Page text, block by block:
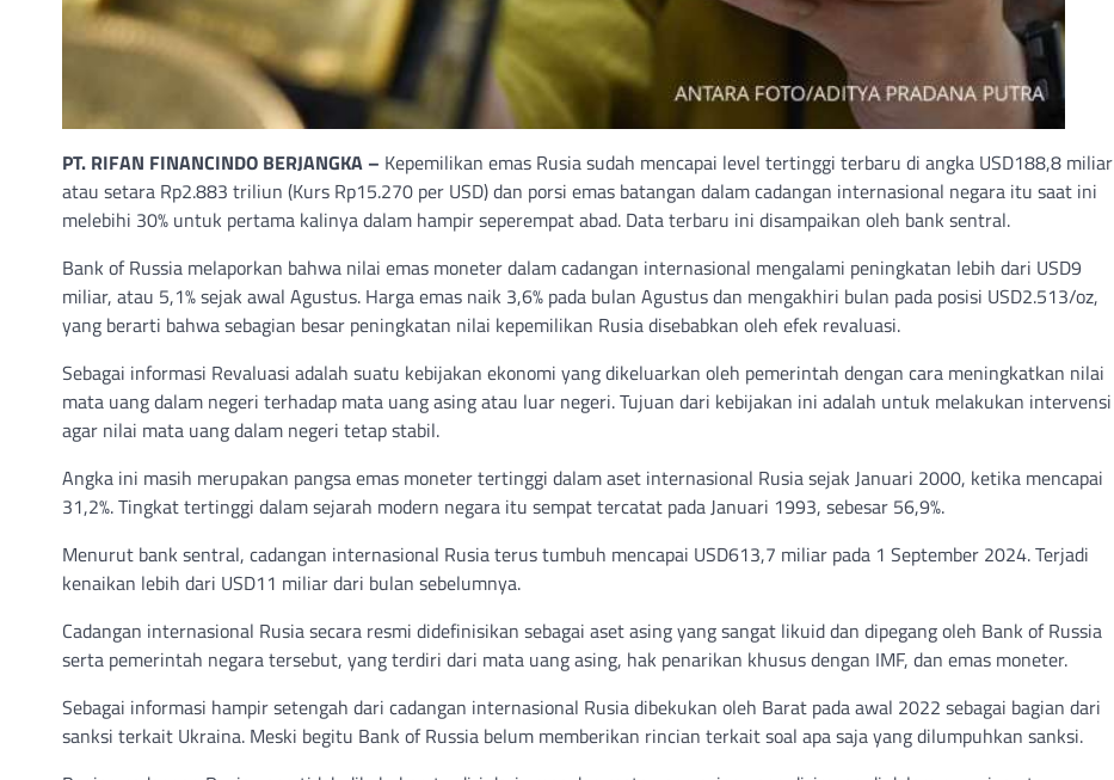
PT. RIFAN FINANCINDO BERJANGKA – Kepemilikan emas Rusia sudah mencapai level tertinggi terbaru di angka USD188,8 miliar
atau setara Rp2.883 triliun (Kurs Rp15.270 per USD) dan porsi emas batangan dalam cadangan internasional negara itu saat ini
melebihi 30% untuk pertama kalinya dalam hampir seperempat abad. Data terbaru ini disampaikan oleh bank sentral.
Bank of Russia melaporkan bahwa nilai emas moneter dalam cadangan internasional mengalami peningkatan lebih dari USD9
miliar, atau 5,1% sejak awal Agustus. Harga emas naik 3,6% pada bulan Agustus dan mengakhiri bulan pada posisi USD2.513/oz,
yang berarti bahwa sebagian besar peningkatan nilai kepemilikan Rusia disebabkan oleh efek revaluasi.
Sebagai informasi Revaluasi adalah suatu kebijakan ekonomi yang dikeluarkan oleh pemerintah dengan cara meningkatkan nilai
mata uang dalam negeri terhadap mata uang asing atau luar negeri. Tujuan dari kebijakan ini adalah untuk melakukan intervensi
agar nilai mata uang dalam negeri tetap stabil.
Angka ini masih merupakan pangsa emas moneter tertinggi dalam aset internasional Rusia sejak Januari 2000, ketika mencapai
31,2%. Tingkat tertinggi dalam sejarah modern negara itu sempat tercatat pada Januari 1993, sebesar 56,9%.
Menurut bank sentral, cadangan internasional Rusia terus tumbuh mencapai USD613,7 miliar pada 1 September 2024. Terjadi
kenaikan lebih dari USD11 miliar dari bulan sebelumnya.
Cadangan internasional Rusia secara resmi didefinisikan sebagai aset asing yang sangat likuid dan dipegang oleh Bank of Russia
serta pemerintah negara tersebut, yang terdiri dari mata uang asing, hak penarikan khusus dengan IMF, dan emas moneter.
Sebagai informasi hampir setengah dari cadangan internasional Rusia dibekukan oleh Barat pada awal 2022 sebagai bagian dari
sanksi terkait Ukraina. Meski begitu Bank of Russia belum memberikan rincian terkait soal apa saja yang dilumpuhkan sanksi.